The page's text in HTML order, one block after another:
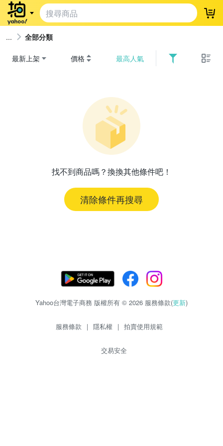
登
全部分類
最新上架 價格 最高人氣
找不到商品嗎？換換其他條件吧！
清除條件再搜尋
Yahoo台灣電子商務 版權所有 © 2026 服務條款(更新)
服務條款 | 隱私權 | 拍賣使用規範
交易安全